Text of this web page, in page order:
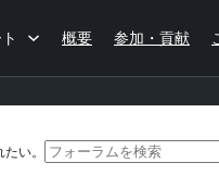
概要 参加・貢献
い。 検